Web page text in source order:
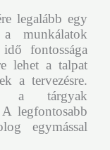
legalább egy
munkálatok
fontossága
lehet a talpat
a tervezésre.
a tárgyak
A legfontosabb
egymással